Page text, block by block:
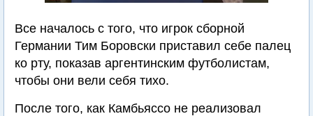
Все началось с того, что игрок сборной
Германии Тим Боровски приставил себе палец
ко рту, показав аргентинским футболистам,
чтобы они вели себя тихо.
После того, как Камбьяссо не реализовал